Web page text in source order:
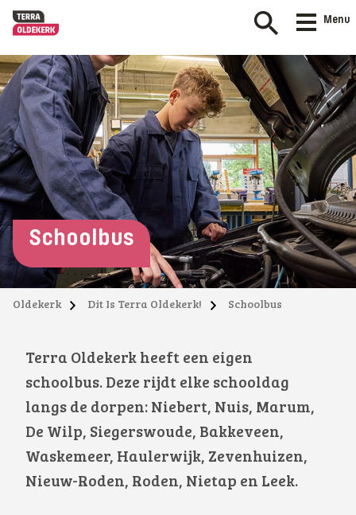
Menu
Schoolbus
Oldekerk Dit Is Terra Oldekerk! Schoolbus
Terra Oldekerk heeft een eigen
schoolbus. Deze rijdt elke schooldag
langs de dorpen: Niebert, Nuis, Marum,
De Wilp, Siegerswoude, Bakkeveen,
Waskemeer, Haulerwijk, Zevenhuizen,
Nieuw-Roden, Roden, Nietap en Leek.